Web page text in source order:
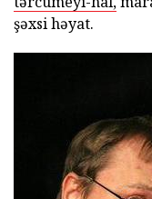
şəxsi həyat.